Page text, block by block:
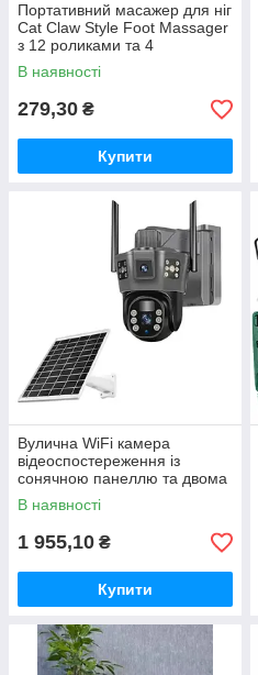
Портативний масажер для ніг
Cat Claw Style Foot Massager
з 12 роликами та 4
магнітними кульками
В наявності
279,30 ₴
Купити
Вулична WiFi камера
відеоспостереження із
сонячною панеллю та двома
об'єктивами TP18 Камера
відеоспостереження 6Мп
В наявності
1 955,10 ₴
Купити